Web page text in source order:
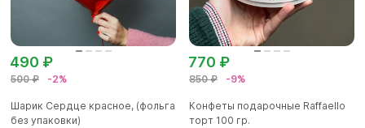
500 ₽ -2%
490 ₽
Шарик Сердце красное, (фольга
без упаковки)
850 ₽ -9%
770 ₽
Конфеты подарочные Raffaello
торт 100 гр.